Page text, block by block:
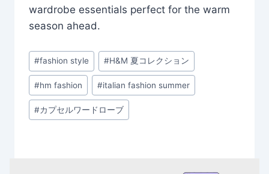
wardrobe essentials perfect for the warm
season ahead.
Post
Tags:
#fashion style #H&M 夏コレクション
#hm fashion #italian fashion summer
#カプセルワードローブ